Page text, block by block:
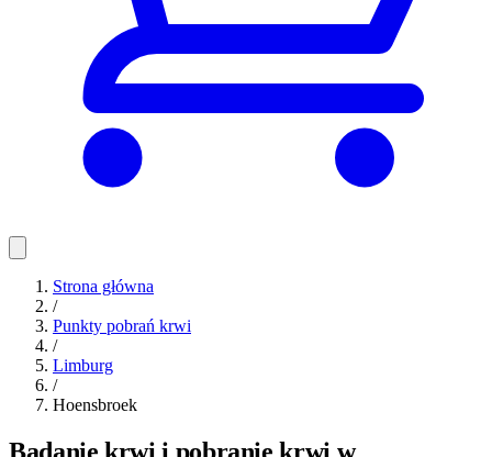
Strona główna
/
Punkty pobrań krwi
/
Limburg
/
Hoensbroek